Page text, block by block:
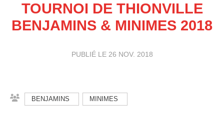
TOURNOI DE THIONVILLE
BENJAMINS & MINIMES 2018
PUBLIÉ LE 26 NOV. 2018
BENJAMINS MINIMES